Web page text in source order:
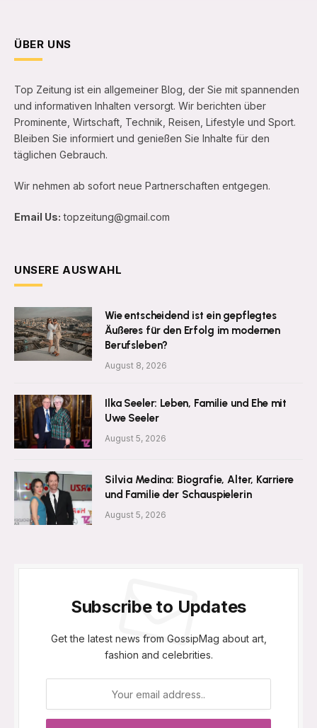
ÜBER UNS
Top Zeitung ist ein allgemeiner Blog, der Sie mit spannenden
und informativen Inhalten versorgt. Wir berichten über
Prominente, Wirtschaft, Technik, Reisen, Lifestyle und Sport.
Bleiben Sie informiert und genießen Sie Inhalte für den
täglichen Gebrauch.
Wir nehmen ab sofort neue Partnerschaften entgegen.
Email Us: topzeitung@gmail.com
UNSERE AUSWAHL
Wie entscheidend ist ein gepflegtes
Äußeres für den Erfolg im modernen
Berufsleben?
August 8, 2026
Ilka Seeler: Leben, Familie und Ehe mit
Uwe Seeler
August 5, 2026
Silvia Medina: Biografie, Alter, Karriere
und Familie der Schauspielerin
August 5, 2026
Subscribe to Updates
Get the latest news from GossipMag about art,
fashion and celebrities.